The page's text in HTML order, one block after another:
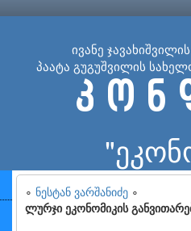
ივანე
პაატა გუგუშვილის
კ ო ნ
∘ ნესტან ვარშანიძე ∘
ლურჯი ეკონომიკის